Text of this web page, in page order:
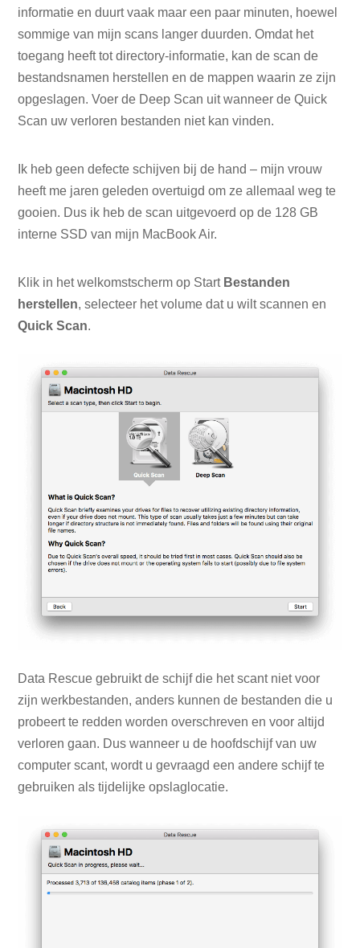
informatie en duurt vaak maar een paar minuten, hoewel
sommige van mijn scans langer duurden. Omdat het
toegang heeft tot directory-informatie, kan de scan de
bestandsnamen herstellen en de mappen waarin ze zijn
opgeslagen. Voer de Deep Scan uit wanneer de Quick
Scan uw verloren bestanden niet kan vinden.
Ik heb geen defecte schijven bij de hand – mijn vrouw
heeft me jaren geleden overtuigd om ze allemaal weg te
gooien. Dus ik heb de scan uitgevoerd op de 128 GB
interne SSD van mijn MacBook Air.
Klik in het welkomstscherm op Start Bestanden
herstellen, selecteer het volume dat u wilt scannen en
Quick Scan.
Data Rescue gebruikt de schijf die het scant niet voor
zijn werkbestanden, anders kunnen de bestanden die u
probeert te redden worden overschreven en voor altijd
verloren gaan. Dus wanneer u de hoofdschijf van uw
computer scant, wordt u gevraagd een andere schijf te
gebruiken als tijdelijke opslaglocatie.